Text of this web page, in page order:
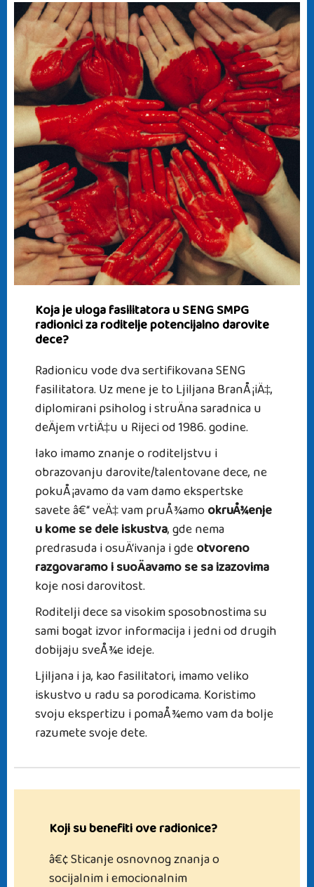
Koja je uloga fasilitatora u SENG SMPG
radionici za roditelje potencijalno darovite
dece?
Radionicu vode dva sertifikovana SENG
fasilitatora. Uz mene je to Ljiljana BranÅ¡iÄ‡,
diplomirani psiholog i struÄna saradnica u
deÄjem vrtiÄ‡u u Rijeci od 1986. godine.
Iako imamo znanje o roditeljstvu i
obrazovanju darovite/talentovane dece, ne
pokuÅ¡avamo da vam damo ekspertske
savete â€“ veÄ‡ vam pruÅ¾amookruÅ¾enje
u kome se dele iskustva, gde nema
predrasuda i osuÄ‘ivanja i gdeotvoreno
razgovaramo i suoÄavamo se sa izazovima
koje nosi darovitost.
Roditelji dece sa visokim sposobnostima su
sami bogat izvor informacija i jedni od drugih
dobijaju sveÅ¾e ideje.
Ljiljana i ja, kao fasilitatori, imamo veliko
iskustvo u radu sa porodicama. Koristimo
svoju ekspertizu i pomaÅ¾emo vam da bolje
razumete svoje dete.
Koji su benefiti ove radionice?
â€¢ Sticanje osnovnog znanja o